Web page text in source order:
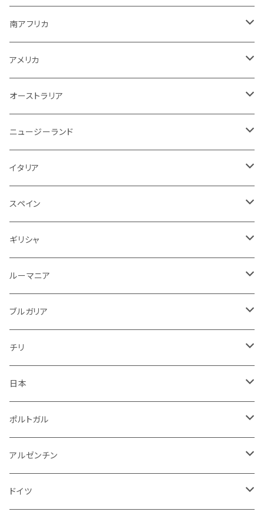
紫！？
白ワイン
スパークリング
白ワイン
ギリシャ
スパークリング
白ワイン
オーストラリア
スパークリング
白ワイン
チリ
スパークリング
白ワイン
イタリア
泡
白ワイン
アルゼンチン
赤
スペイン
スパークリング
白
ドイツ
ロゼ
白
ルーマニア
赤
ブルガリア
赤
ニュージーランド
白
赤
白ワイン
スパークリング
白ワイン
ポルトガル
泡
白ワイン
オーストラリア
泡
白ワイン
イタリア
白
赤
ドイツ
赤
白
スペイン
赤
アメリカ
赤
オーストリア
白
ボルドー
赤
白
ドイツ
白
赤
ブルゴーニュ
白ワイン
赤ワイン
アメリカ
赤
シャンパーニュ
ブルゴーニュ
ボルドー
その他
南アフリカ
スパークリング
白
赤
アメリカ
スパークリング
白
赤
オーストラリア
白
赤
ニュージーランド
白
赤
イタリア
スパークリング
白
赤
ロゼ
スペイン
スパークリング
白
赤
ギリシャ
白
ルーマニア
赤
ブルガリア
赤
チリ
スパークリング
白
赤
日本
スパークリング
白
赤
ポルトガル
白
赤
アルゼンチン
赤
ドイツ